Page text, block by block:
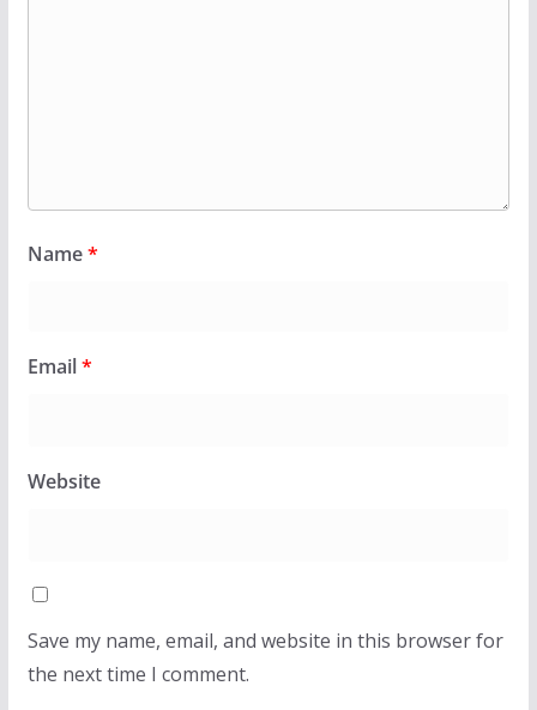
Name*
Email*
Website
Save my name, email, and website in this browser for
the next time I comment.